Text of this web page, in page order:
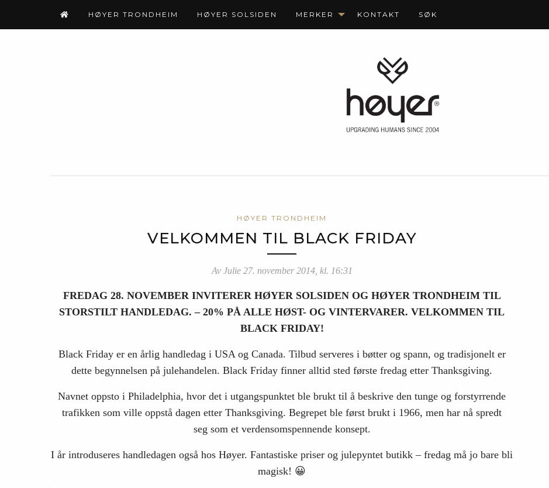
HØYER TRONDHEIM HØYER SOLSIDEN MERKER KONTAKT SØK
HØYER TRONDHEIM
VELKOMMEN TIL BLACK FRIDAY
Av Julie 27. november 2014, kl. 16:31
FREDAG 28. NOVEMBER INVITERER HØYER SOLSIDEN OG HØYER TRONDHEIM TIL
STORSTILT HANDLEDAG. – 20% PÅ ALLE HØST- OG VINTERVARER. VELKOMMEN TIL
BLACK FRIDAY!
Black Friday er en årlig handledag i USA og Canada. Tilbud serveres i bøtter og spann, og tradisjonelt er
dette begynnelsen på julehandelen. Black Friday finner alltid sted første fredag etter Thanksgiving.
Navnet oppsto i Philadelphia, hvor det i utgangspunktet ble brukt til å beskrive den tunge og forstyrrende
trafikken som ville oppstå dagen etter Thanksgiving. Begrepet ble først brukt i 1966, men har nå spredt
seg som et verdensomspennende konsept.
I år introduseres handledagen også hos Høyer. Fantastiske priser og julepyntet butikk – fredag må jo bare bli
magisk! 😀